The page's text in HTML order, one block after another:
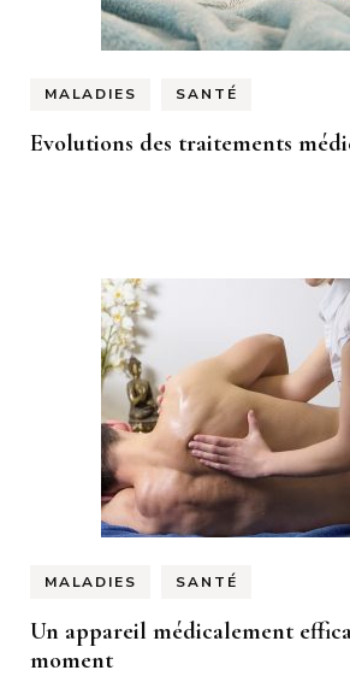
MALADIES SANTÉ
Evolutions des traitements
MALADIES SANTÉ
Un appareil médicalement
moment